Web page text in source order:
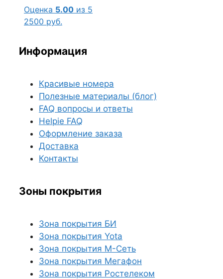
Оценка 5.00 из 5
2500 руб.
Информация
Красивые номера
Полезные материалы (блог)
FAQ вопросы и ответы
Helpie FAQ
Оформление заказа
Доставка
Контакты
Зоны покрытия
Зона покрытия БИ
Зона покрытия Yota
Зона покрытия М-Сеть
Зона покрытия Мегафон
Зона покрытия Ростелеком